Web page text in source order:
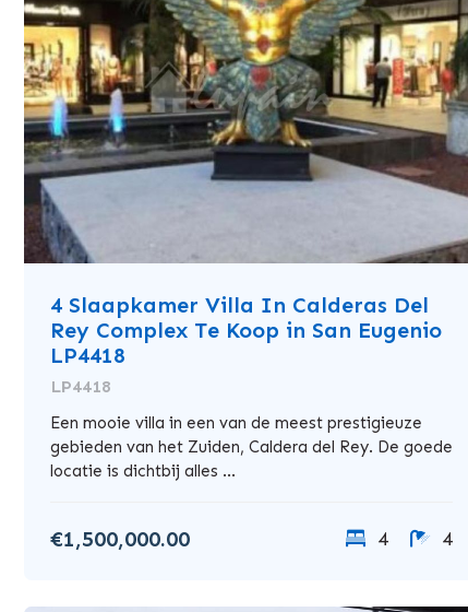
4 Slaapkamer Villa In Calderas Del
Rey Complex Te Koop in San Eugenio
LP4418
LP4418
Een mooie villa in een van de meest prestigieuze
gebieden van het Zuiden, Caldera del Rey. De goede
locatie is dichtbij alles ...
€1,500,000.00 4 4